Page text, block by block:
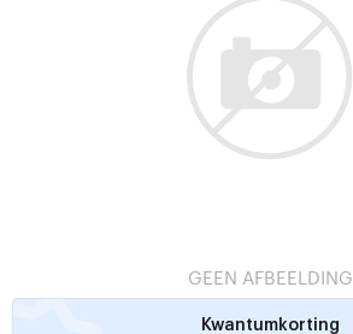
GEEN AFBEELDING
Kwantumkorting